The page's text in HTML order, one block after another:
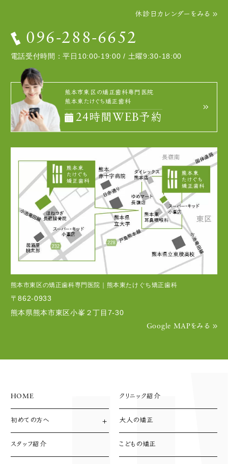
休診日カレンダーをみる
096-288-6652
電話受付時間：平日10:00-19:00 / 土曜9:30-18:00
熊本市東区の矯正歯科専門医院
熊本東たけぐち矯正歯科
24時間WEB予約
熊本市東区の矯正歯科専門医院｜熊本東たけぐち矯正歯科
〒862-0933
熊本県熊本市東区小峯２丁目7-30
Google MAPをみる
HOME
初めての方へ
診療方針
診療の流れ
スタッフ紹介
クリニック紹介
大人の矯正
こどもの矯正